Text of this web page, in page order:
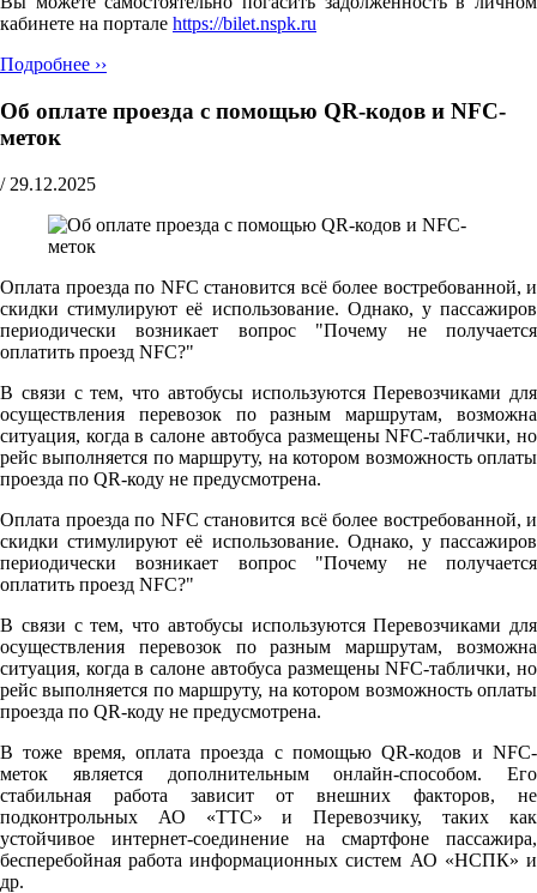
кабинете на портале https://bilet.nspk.ru
Подробнее ››
Об оплате проезда с помощью QR-кодов и NFC-
меток
/ 29.12.2025
Оплата проезда по NFC становится всё более востребованной, и
скидки стимулируют её использование. Однако, у пассажиров
периодически возникает вопрос "Почему не получается
оплатить проезд NFC?"
В связи с тем, что автобусы используются Перевозчиками для
осуществления перевозок по разным маршрутам, возможна
ситуация, когда в салоне автобуса размещены NFC-таблички, но
рейс выполняется по маршруту, на котором возможность оплаты
проезда по QR-коду не предусмотрена.
Оплата проезда по NFC становится всё более востребованной, и
скидки стимулируют её использование. Однако, у пассажиров
периодически возникает вопрос "Почему не получается
оплатить проезд NFC?"
В связи с тем, что автобусы используются Перевозчиками для
осуществления перевозок по разным маршрутам, возможна
ситуация, когда в салоне автобуса размещены NFC-таблички, но
рейс выполняется по маршруту, на котором возможность оплаты
проезда по QR-коду не предусмотрена.
В тоже время, оплата проезда с помощью QR-кодов и NFC-
меток является дополнительным онлайн-способом. Его
стабильная работа зависит от внешних факторов, не
подконтрольных АО «ТТС» и Перевозчику, таких как
устойчивое интернет-соединение на смартфоне пассажира,
бесперебойная работа информационных систем АО «НСПК» и
др.